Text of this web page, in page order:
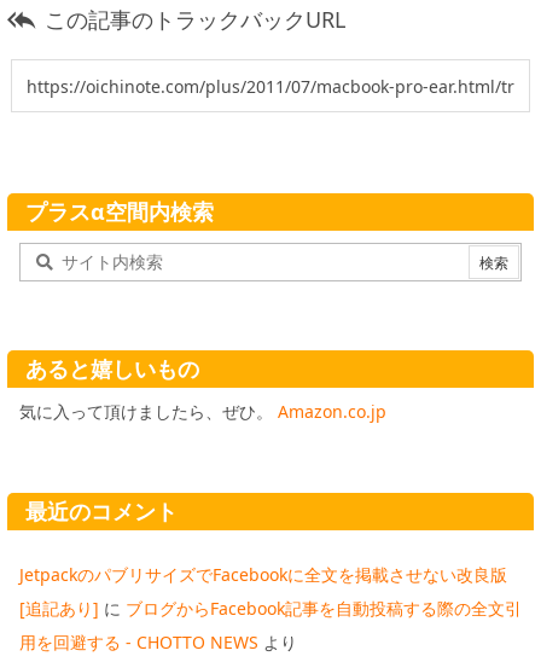
 この記事のトラックバックURL
プラスα空間内検索
あると嬉しいもの
気に入って頂けましたら、ぜひ。 Amazon.co.jp
最近のコメント
JetpackのパブリサイズでFacebookに全文を掲載させない改良版
[追記あり] に ブログからFacebook記事を自動投稿する際の全文引
用を回避する - CHOTTO NEWS より